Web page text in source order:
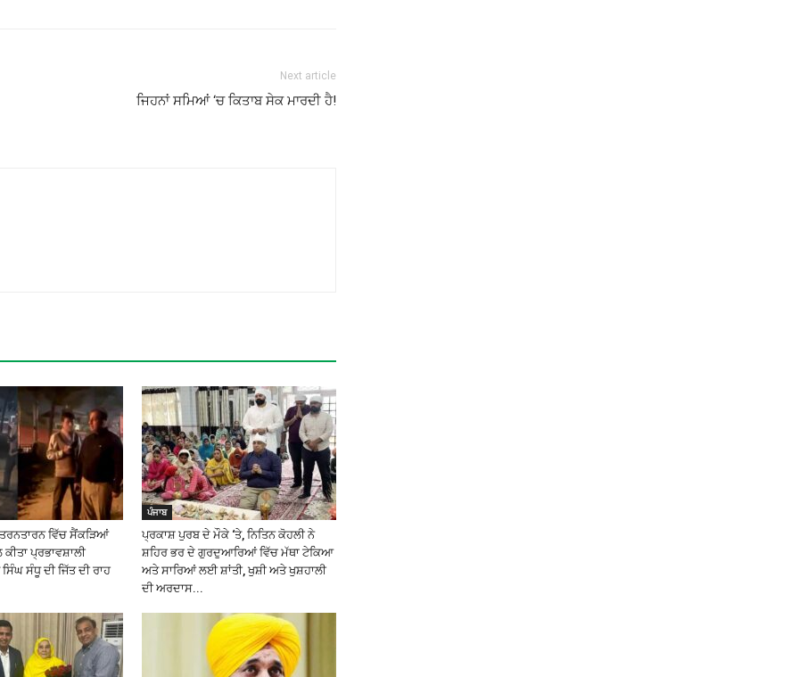
Next article
ਜਿਹਨਾਂ ਸਮਿਆਂ ‘ਚ ਕਿਤਾਬ ਸੇਕ ਮਾਰਦੀ ਹੈ!
ਤਰਨਤਾਰਨ ਵਿੱਚ ਸੈਂਕੜਿਆਂ
ਪ੍ਰਭਾਵਸ਼ਾਲੀ
ਸੰਧੂ ਦੀ ਜਿੱਤ ਦੀ ਰਾਹ
ਪੰਜਾਬ
ਪ੍ਰਕਾਸ਼ ਪੁਰਬ ਦੇ ਮੌਕੇ ‘ਤੇ, ਨਿਤਿਨ ਕੋਹਲੀ ਨੇ
ਸ਼ਹਿਰ ਭਰ ਦੇ ਗੁਰਦੁਆਰਿਆਂ ਵਿੱਚ ਮੱਥਾ ਟੇਕਿਆ
ਅਤੇ ਸਾਰਿਆਂ ਲਈ ਸ਼ਾਂਤੀ, ਖੁਸ਼ੀ ਅਤੇ ਖੁਸ਼ਹਾਲੀ
ਦੀ ਅਰਦਾਸ...